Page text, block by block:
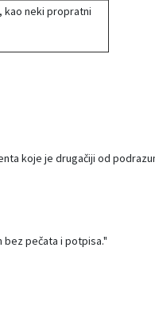
kao neki propratni
koje je drugačiji od
bez pečata i potpisa."